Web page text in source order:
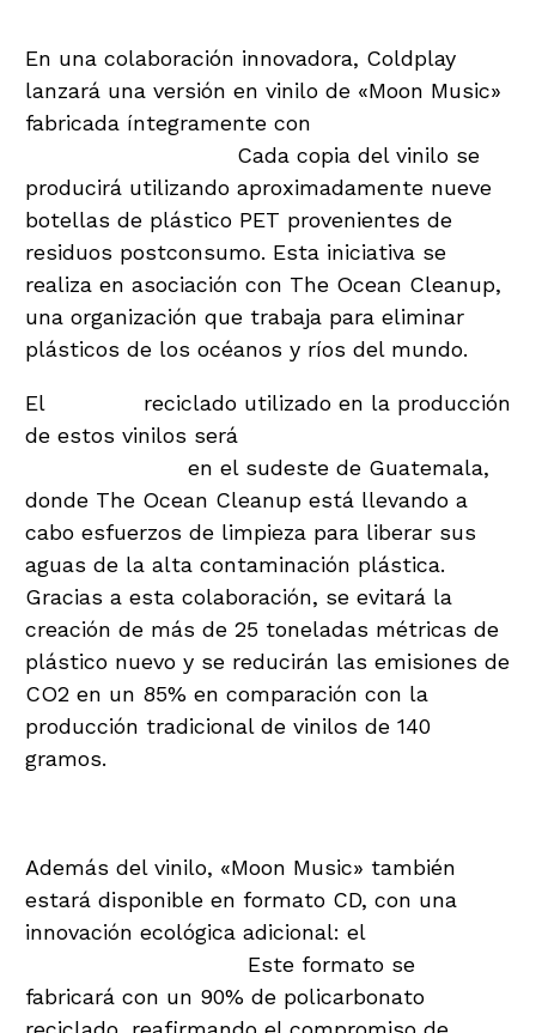
En una colaboración innovadora, Coldplay
lanzará una versión en vinilo de «Moon Music»
fabricada íntegramente con
Cada copia del vinilo se
producirá utilizando aproximadamente nueve
botellas de plástico PET provenientes de
residuos postconsumo. Esta iniciativa se
realiza en asociación con The Ocean Cleanup,
una organización que trabaja para eliminar
plásticos de los océanos y ríos del mundo.
El
reciclado utilizado en la producción
de estos vinilos será
en el sudeste de Guatemala,
donde The Ocean Cleanup está llevando a
cabo esfuerzos de limpieza para liberar sus
aguas de la alta contaminación plástica.
Gracias a esta colaboración, se evitará la
creación de más de 25 toneladas métricas de
plástico nuevo y se reducirán las emisiones de
CO2 en un 85% en comparación con la
producción tradicional de vinilos de 140
gramos.
Además del vinilo, «Moon Music» también
estará disponible en formato CD, con una
innovación ecológica adicional: el
Este formato se
fabricará con un 90% de policarbonato